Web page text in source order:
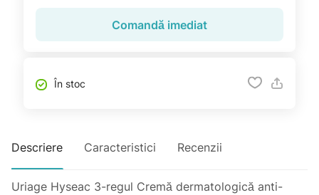
Comandă imediat
În stoc
Descriere Caracteristici Recenzii
Uriage Hyseac 3-regul Cremă dermatologică anti-